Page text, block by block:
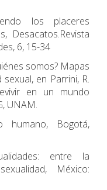
los placeres
Desacatos.Revista
6, 15-34
somos? Mapas
en Parrini, R.
en un mundo
UNAM.
humano, Bogotá,
entre la
México: